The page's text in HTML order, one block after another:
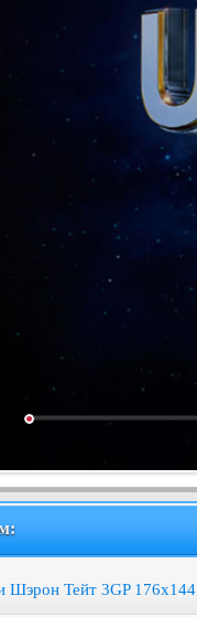
Шэрон Тейт 3GP 176x144